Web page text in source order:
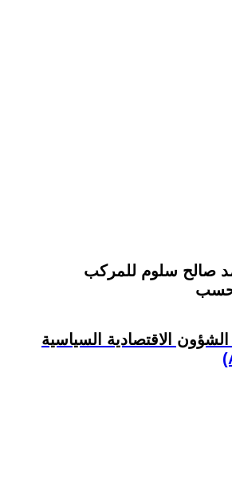
صالح سلوم للمركب
الاقتصادية السياسية